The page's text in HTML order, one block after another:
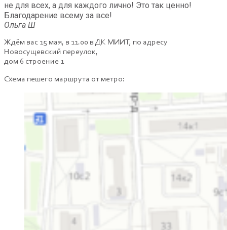
не для всех, а для каждого лично! Это так ценно!
Благодарение всему за все!
Ольга Ш
Ждём вас 15 мая, в 11.00 в ДК МИИТ, по адресу
Новосущевский переулок,
дом 6 строение 1
Схема пешего маршрута от метро: